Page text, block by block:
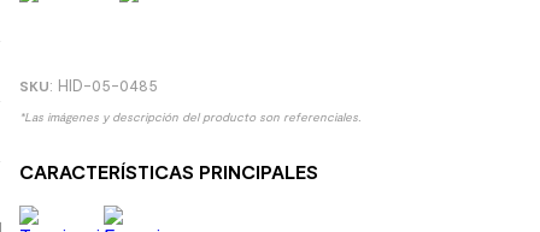
10. columna ducha
: HID-05-0485
*Las imágenes y descripción del producto son referenciales.
CARACTERÍSTICAS PRINCIPALES